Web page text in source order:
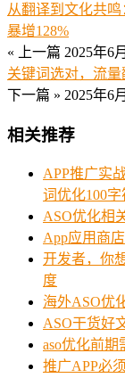
从翻译到文化共
暴增128%
« 上一篇 2025年6
关键词选对，流量
下一篇 » 2025年6
相关推荐
APP推广实
词优化100字
ASO优化相
App应用商
开发者，你
度
海外ASO优
ASO干货好
aso优化前期
推广APP必